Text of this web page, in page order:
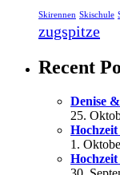
Skirennen Skischule
zugspitze
Recent
Denise
25.
Hochzeit
1.